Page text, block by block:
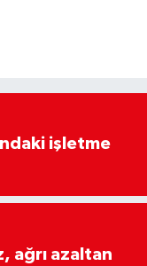
işletme
ağrı azaltan